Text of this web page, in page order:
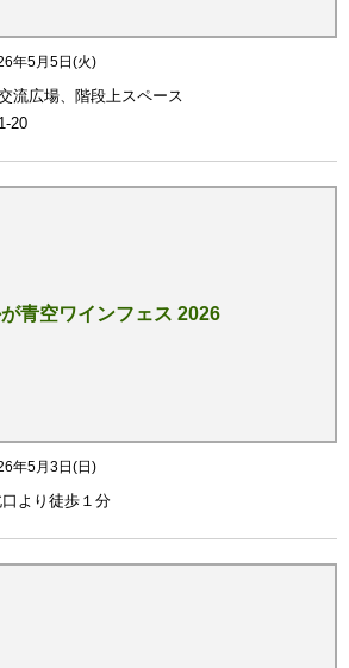
年5月5日(火)
流広場、階段上スペース
20
青空ワインフェス 2026
年5月3日(日)
より徒歩１分